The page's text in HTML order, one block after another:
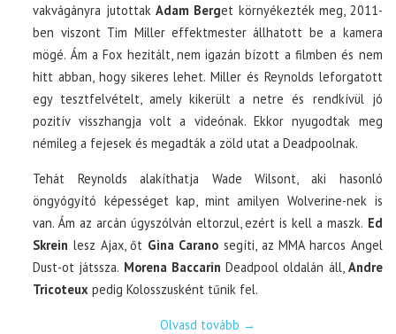
vakvágányra jutottakAdam Berget környékezték meg, 2011-
ben viszont Tim Miller effektmester állhatott be a kamera
mögé. Ám a Fox hezitált, nem igazán bízott a filmben és nem
hitt abban, hogy sikeres lehet. Miller és Reynolds leforgatott
egy tesztfelvételt, amely kikerült a netre és rendkívül jó
pozitív visszhangja volt a videónak. Ekkor nyugodtak meg
némileg a fejesek és megadták a zöld utat a Deadpoolnak.
Tehát Reynolds alakíthatja Wade Wilsont, aki hasonló
öngyógyító képességet kap, mint amilyen Wolverine-nek is
van. Ám az arcán úgyszólván eltorzul, ezért is kell a maszk. Ed
Skrein lesz Ajax, őt Gina Carano segíti, az MMA harcos Angel
Dust-ot játssza. Morena Baccarin Deadpool oldalán áll, Andre
Tricoteux pedig Kolosszusként tűnik fel.
Olvasd tovább →